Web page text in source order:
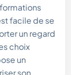
facile de se
un regard
choix
un
son